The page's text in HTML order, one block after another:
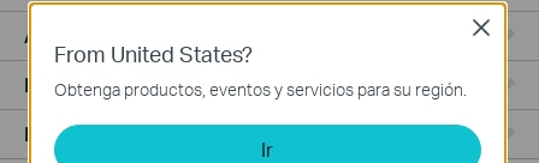
Adaptadores de Alta Potencia
PCIe Adapters
Punto de Acceso
From United States?
Obtenga productos, eventos y servicios para su región.
Ir
Close